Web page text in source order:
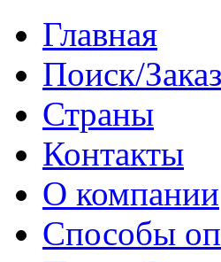
Главная
Поиск/
Страны
Контакты
О компании
Способы